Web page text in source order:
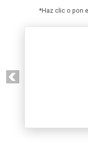
*Haz clic o pon